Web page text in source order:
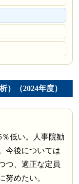
）（2024年度）
低い。人事院勧
今後については
つ、適正な定員
努めたい。